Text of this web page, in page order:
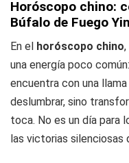
Horóscopo chino:
Búfalo de Fuego Yin
En el horóscopo chino
una energía poco
encuentra con una
deslumbrar, sino
toca. No es un día para
las victorias silenciosas